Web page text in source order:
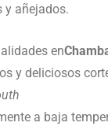
y añejados.
en
y deliciosos
a baja